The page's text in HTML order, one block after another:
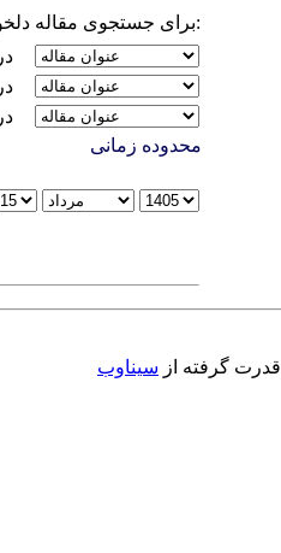
برای جستجوی مقاله دلخواه واژه مورد نظر را وارد کنید:
در
در
در
محدوده زمانی
قدرت گرفته از سیناوب